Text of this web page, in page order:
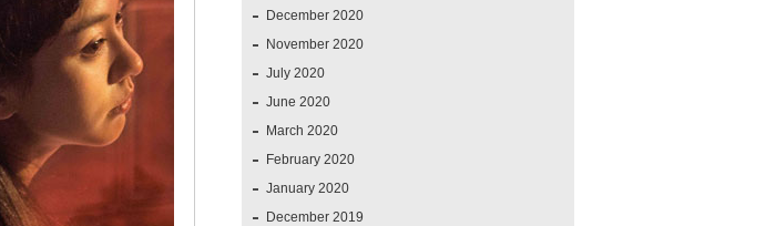
December 2020
November 2020
July 2020
June 2020
March 2020
February 2020
January 2020
December 2019